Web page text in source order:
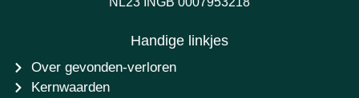
Handige linkjes
Over gevonden-verloren
Kernwaarden